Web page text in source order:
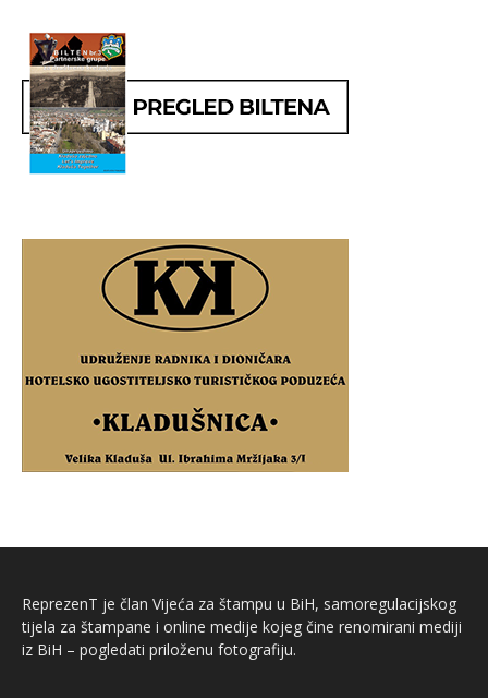
ReprezenT je član Vijeća za štampu u BiH, samoregulacijskog
tijela za štampane i online medije kojeg čine renomirani mediji
iz BiH – pogledati priloženu fotografiju.